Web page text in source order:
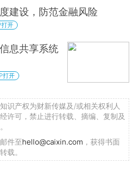
建设，防范金融风险
打开
息共享系统
打开
识产权为财新传媒及/或相关权利人
许可，禁止进行转载、摘编、复制及
件至hello@caixin.com ，获得书面
载。